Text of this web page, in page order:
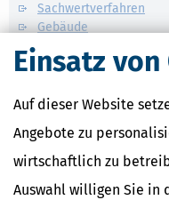
Einsatz von
Auf dieser Website
Angebote zu
wirtschaftlich zu
Auswahl willigen Sie in
Sachwertverfahren
Gebäude